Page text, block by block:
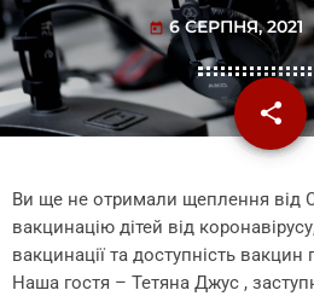
today 6 СЕРПНЯ, 2021
share
email
Ви ще не отримали щеплення від
вакцинацію дітей від
вакцинації та доступність
Наша гостя – Тетяна Джус ,